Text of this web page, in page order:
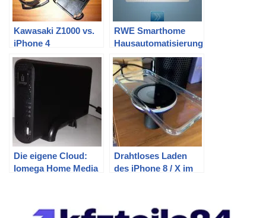
Kawasaki Z1000 vs.
iPhone 4
RWE Smarthome
Hausautomatisierung
im Selbsttest
Die eigene Cloud:
Iomega Home Media
Drahtloses Laden
des iPhone 8 / X im
(EooCoo)